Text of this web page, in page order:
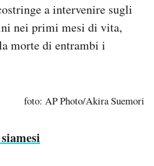
a intervenire sugli
nei primi mesi di vita,
morte di entrambi i
foto: AP Photo/Akira Suemori